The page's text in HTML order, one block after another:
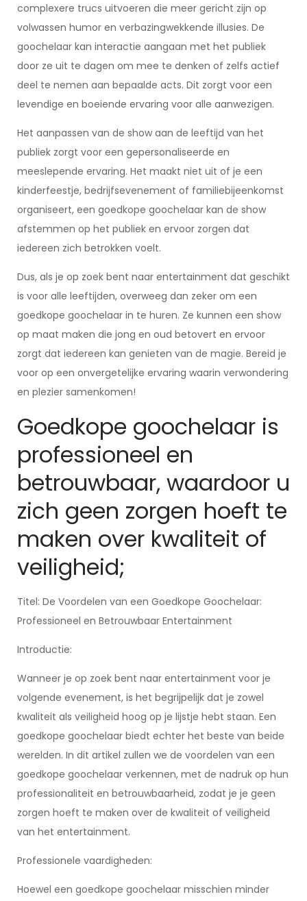
complexere trucs uitvoeren die meer gericht zijn op
volwassen humor en verbazingwekkende illusies. De
goochelaar kan interactie aangaan met het publiek
door ze uit te dagen om mee te denken of zelfs actief
deel te nemen aan bepaalde acts. Dit zorgt voor een
levendige en boeiende ervaring voor alle aanwezigen.
Het aanpassen van de show aan de leeftijd van het
publiek zorgt voor een gepersonaliseerde en
meeslepende ervaring. Het maakt niet uit of je een
kinderfeestje, bedrijfsevenement of familiebijeenkomst
organiseert, een goedkope goochelaar kan de show
afstemmen op het publiek en ervoor zorgen dat
iedereen zich betrokken voelt.
Dus, als je op zoek bent naar entertainment dat geschikt
is voor alle leeftijden, overweeg dan zeker om een
goedkope goochelaar in te huren. Ze kunnen een show
op maat maken die jong en oud betovert en ervoor
zorgt dat iedereen kan genieten van de magie. Bereid je
voor op een onvergetelijke ervaring waarin verwondering
en plezier samenkomen!
Goedkope goochelaar is
professioneel en
betrouwbaar, waardoor u
zich geen zorgen hoeft te
maken over kwaliteit of
veiligheid;
Titel: De Voordelen van een Goedkope Goochelaar:
Professioneel en Betrouwbaar Entertainment
Introductie:
Wanneer je op zoek bent naar entertainment voor je
volgende evenement, is het begrijpelijk dat je zowel
kwaliteit als veiligheid hoog op je lijstje hebt staan. Een
goedkope goochelaar biedt echter het beste van beide
werelden. In dit artikel zullen we de voordelen van een
goedkope goochelaar verkennen, met de nadruk op hun
professionaliteit en betrouwbaarheid, zodat je je geen
zorgen hoeft te maken over de kwaliteit of veiligheid
van het entertainment.
Professionele vaardigheden:
Hoewel een goedkope goochelaar misschien minder